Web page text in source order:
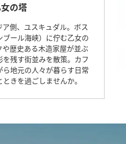
の塔
側、ユスキュダル。ボス
ール海峡）に佇む乙女の
歴史ある木造家屋が並ぶ
残す街並みを散策。カフ
ら地元の人々が暮らす日常
きを過ごしませんか。